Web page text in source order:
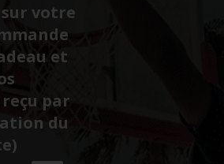
sur votre
et
par
du